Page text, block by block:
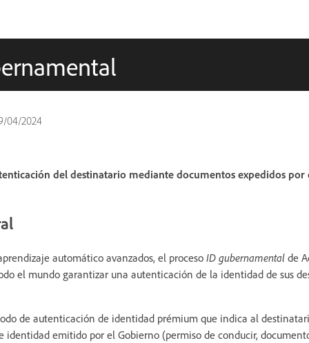
04/2024
del destinatario mediante documentos expedidos por
automático avanzados, el proceso ID gubernamental de
el mundo garantizar una autenticación de la identidad de sus
de autenticación de identidad prémium que indica al
identidad emitido por el Gobierno (permiso de conducir,